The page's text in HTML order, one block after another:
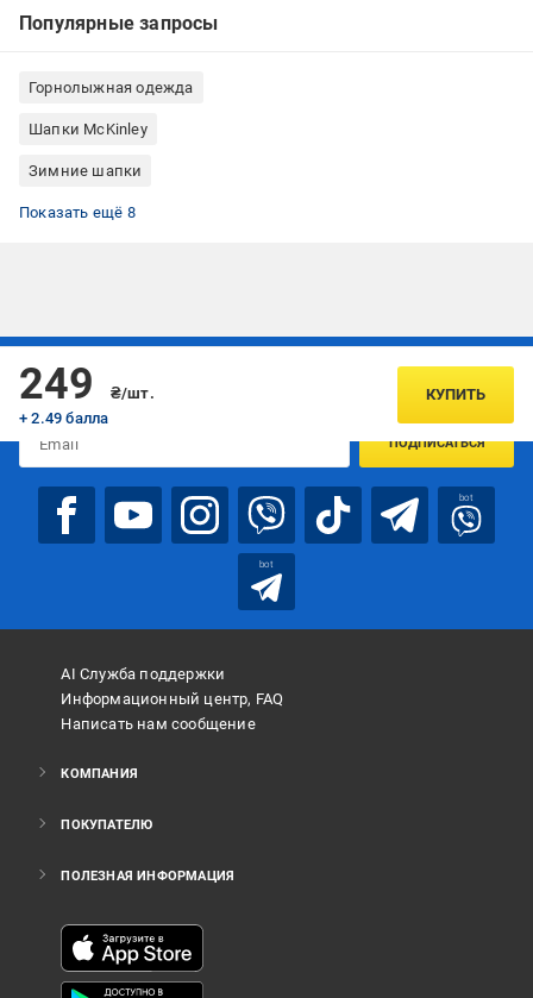
Популярные запросы
Горнолыжная одежда
Шапки McKinley
Зимние шапки
Осенние шапки
Шапки весна
Шапки акрил
Шапки детские
Шапки McKinley детские
Шапки детские осенние
Шапки детские весенние
Шапки детские зимние
Показать ещё 8
249
₴/шт.
+ 2.49 балла
КУПИТЬ
Подписывайтесь, чтобы узнавать первым об акцияx и
ПОДПИСАТЬСЯ
bot
bot
AI Служба поддержки
Информационный центр, FAQ
Написать нам сообщение
КОМПАНИЯ
ПОКУПАТЕЛЮ
ПОЛЕЗНАЯ ИНФОРМАЦИЯ